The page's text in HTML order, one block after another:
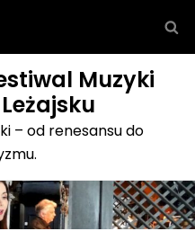
Muzyki
– od renesansu do